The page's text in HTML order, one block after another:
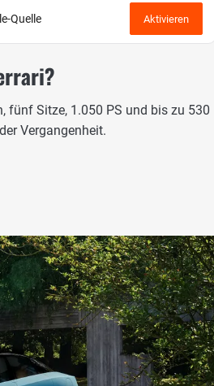
Quelle Aktivieren
fünf Sitze, 1.050 PS und bis zu 530
Vergangenheit.